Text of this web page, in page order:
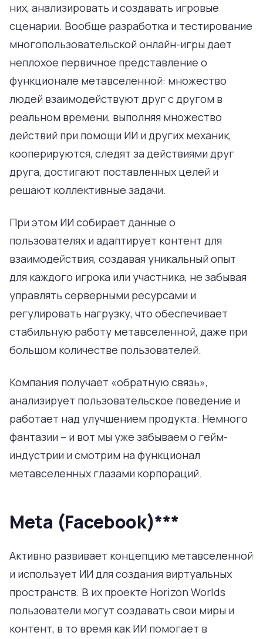
них, анализировать и создавать игровые
сценарии. Вообще разработка и тестирование
многопользовательской онлайн-игры дает
неплохое первичное представление о
функционале метавселенной: множество
людей взаимодействуют друг с другом в
реальном времени, выполняя множество
действий при помощи ИИ и других механик,
кооперируются, следят за действиями друг
друга, достигают поставленных целей и
решают коллективные задачи.
При этом ИИ собирает данные о
пользователях и адаптирует контент для
взаимодействия, создавая уникальный опыт
для каждого игрока или участника, не забывая
управлять серверными ресурсами и
регулировать нагрузку, что обеспечивает
стабильную работу метавселенной, даже при
большом количестве пользователей.
Компания получает «обратную связь»,
анализирует пользовательское поведение и
работает над улучшением продукта. Немного
фантазии – и вот мы уже забываем о гейм-
индустрии и смотрим на функционал
метавселенных глазами корпораций.
Meta (Facebook)***
Активно развивает концепцию метавселенной
и использует ИИ для создания виртуальных
пространств. В их проекте Horizon Worlds
пользователи могут создавать свои миры и
контент, в то время как ИИ помогает в